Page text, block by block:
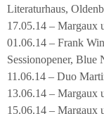
Literaturhaus,
17.05.14 – Margaux
01.06.14 – Frank
Sessionopener, Blue
11.06.14 – Duo
13.06.14 – Margaux
15.06.14 – Margaux